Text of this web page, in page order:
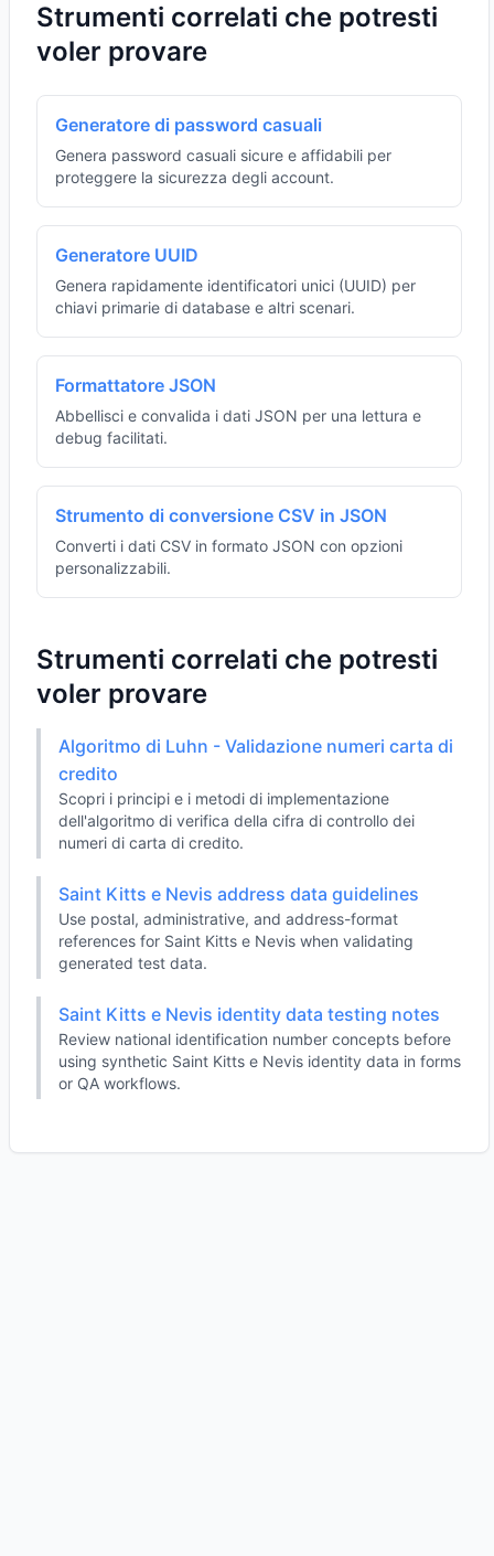
Strumenti correlati che potresti
voler provare
Generatore di password casuali
Genera password casuali sicure e affidabili per
proteggere la sicurezza degli account.
Generatore UUID
Genera rapidamente identificatori unici (UUID) per
chiavi primarie di database e altri scenari.
Formattatore JSON
Abbellisci e convalida i dati JSON per una lettura e
debug facilitati.
Strumento di conversione CSV in JSON
Converti i dati CSV in formato JSON con opzioni
personalizzabili.
Strumenti correlati che potresti
voler provare
Algoritmo di Luhn - Validazione numeri carta di
credito
Scopri i principi e i metodi di implementazione
dell'algoritmo di verifica della cifra di controllo dei
numeri di carta di credito.
Saint Kitts e Nevis address data guidelines
Use postal, administrative, and address-format
references for Saint Kitts e Nevis when validating
generated test data.
Saint Kitts e Nevis identity data testing notes
Review national identification number concepts before
using synthetic Saint Kitts e Nevis identity data in forms
or QA workflows.